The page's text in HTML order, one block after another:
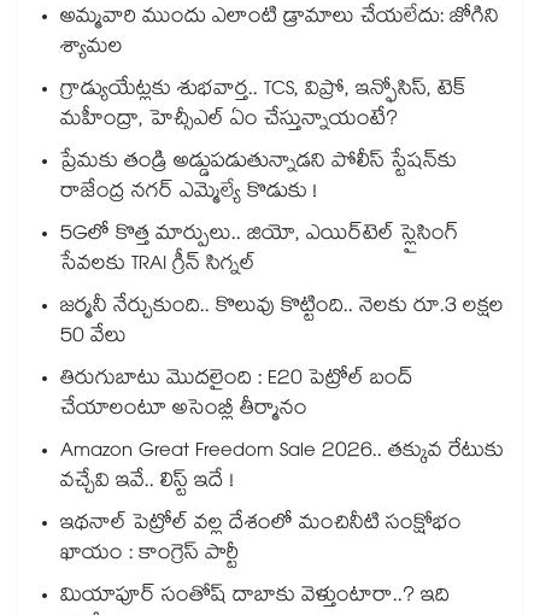
అమ్మవారి ముందు ఎలాంటి డ్రామాలు చేయలేదు: జోగిని
శ్యామల
గ్రాడ్యుయేట్లకు శుభవార్త.. TCS, విప్రో, ఇన్ఫోసిస్, టెక్
మహీంద్రా, హెచ్సీఎల్ ఏం చేస్తున్నాయంటే?
ప్రేమకు తండ్రి అడ్డుపడుతున్నాడని పోలీస్ స్టేషన్⁪కు
రాజేంద్ర నగర్ ఎమ్మెల్యే కొడుకు !
5Gలో కొత్త మార్పులు.. జియో, ఎయిర్‌టెల్ స్లైసింగ్
సేవలకు TRAI గ్రీన్ సిగ్నల్
జర్మనీ నేర్చుకుంది.. కొలువు కొట్టింది.. నెలకు రూ.3 లక్షల
50 వేలు
తిరుగుబాటు మొదలైంది : E20 పెట్రోల్ బంద్
చేయాలంటూ అసెంబ్లీ తీర్మానం
Amazon Great Freedom Sale 2026.. తక్కువ రేటుకు
వచ్చేవి ఇవే.. లిస్ట్ ఇదే !
ఇథనాల్ పెట్రోల్ వల్ల దేశంలో మంచినీటి సంక్షోభం
ఖాయం : కాంగ్రెస్ పార్టీ
మియాపూర్ సంతోష్ దాబాకు వెళ్తుంటారా..? ఇది